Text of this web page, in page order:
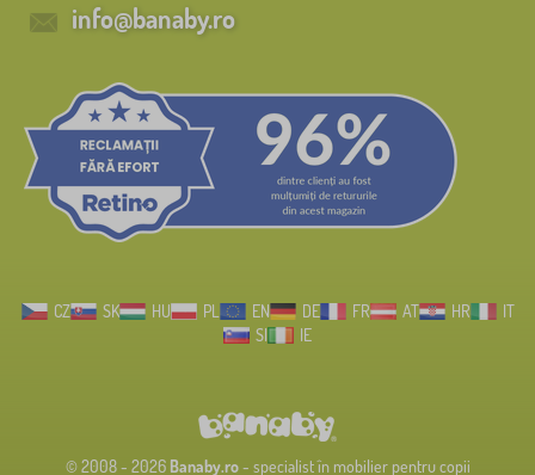
info@banaby.ro
CZ SK HU PL EN DE FR AT HR
IT
SI
IE
© 2008 - 2026 Banaby.ro- specialist în mobilier pentru copii